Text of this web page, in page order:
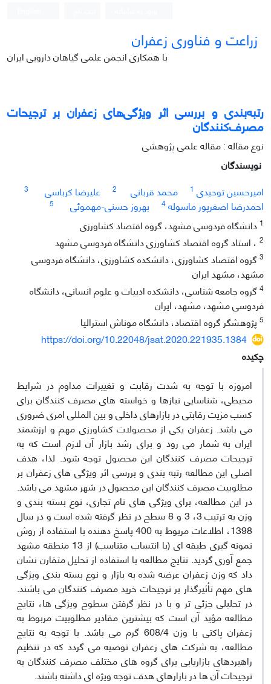
زراعت و فناوری زعفران
با همکاری انجمن علمی گیاهان دارویی ایران
رتبه‌بندی و بررسی اثر ویژگی‌های زعفران بر ترجیحات
مصرف‌کنندگان
نوع مقاله : مقاله علمی پژوهشی
نویسندگان
امیرحسین توحیدی 1 محمد قربانی 2 علیرضا کرباسی 3
احمدرضا اصغرپور ماسوله4 بهروز حسنی-مهموئی
5
1 دانشگاه فردوسی مشهد، گروه اقتصاد کشاورزی
2 ، استاد گروه اقتصاد کشاورزی دانشگاه فردوسی مشهد
3 گروه اقتصاد کشاورزی، دانشکده کشاورزی، دانشگاه فردوسی
مشهد، مشهد ایران
4 گروه جامعه شناسی، دانشکده ادبیات و علوم انسانی، دانشگاه
فردوسی مشهد، مشهد، ایران
5 پژوهشگر گروه اقتصاد، دانشگاه موناش استرالیا
https://doi.org/10.22048/jsat.2020.221935.1384
چکیده
امروزه با توجه به شدت رقابت و تغییرات مداوم در شرایط
محیطی، شناسایی نیازها و خواسته های مصرف کنندگان برای
کسب مزیت رقابتی در بازارهای داخلی و بین المللی امری ضروری
می باشد. زعفران یکی از محصولات کشاورزی مهم و ارزشمند
ایران به شمار می رود و برای رشد بازار آن لازم است که به
ترجیحات مصرف کنندگان این محصول توجه شود. لذا، هدف
اصلی این مطالعه رتبه بندی و بررسی اثر ویژگی های زعفران بر
مطلوبیت مصرف کنندگان این محصول در شهر مشهد می باشد.
در این مطالعه، برای ویژگی های نام تجاری، نوع بسته بندی و
وزن به ترتیب 3، 3 و 8 سطح در نظر گرفته شده است و در سال
1398، اطلاعات مربوط به 400 پاسخ دهنده با استفاده از روش
نمونه گیری طبقه ای (با انتساب متناسب) از 13 منطقه مشهد
جمع آوری گردید. نتایج مطالعه با استفاده از تحلیل متقارن نشان
داد که وزن زعفران عرضه شده به بازار و نوع بسته بندی ویژگی
های مهم تأثیرگذار بر ترجیحات خرید مصرف کنندگان می باشند.
در تحلیلی جزئی تر و با در نظر گرفتن سطوح ویژگی ها، نتایج
مطالعه مؤید آن است که بیشترین مقادیر مطلوبیت مربوط به
زعفران پاکتی با وزن 608/4 گرم می باشد. با توجه به نتایج
مطالعه، به شرکت های زعفران توصیه می گردد که در تنظیم
راهبردهای بازاریابی برای گروه های مختلف مصرف کنندگان به
ترجیحات آن ها در بازارهای هدف توجه ویژه ای داشته باشند.